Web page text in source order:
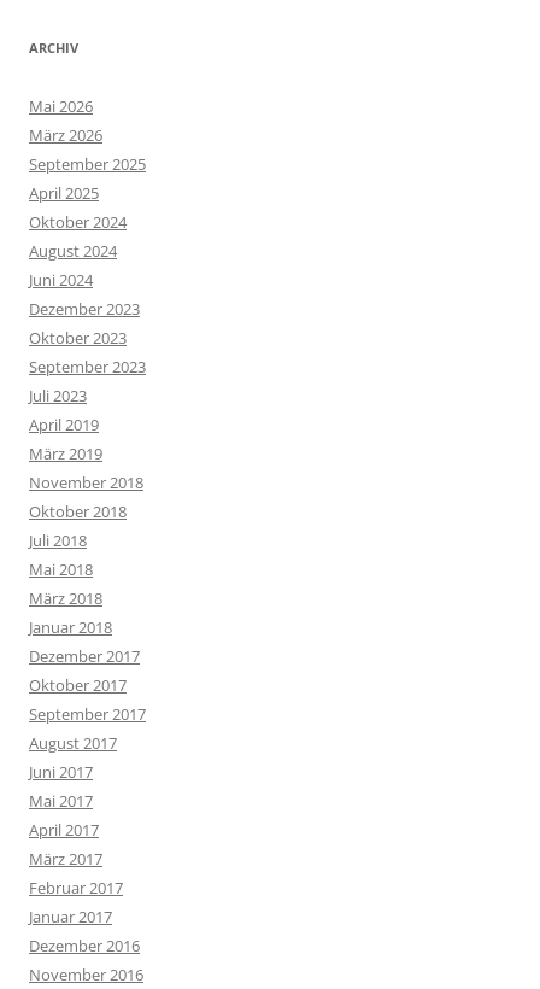
ARCHIV
Mai 2026
März 2026
September 2025
April 2025
Oktober 2024
August 2024
Juni 2024
Dezember 2023
Oktober 2023
September 2023
Juli 2023
April 2019
März 2019
November 2018
Oktober 2018
Juli 2018
Mai 2018
März 2018
Januar 2018
Dezember 2017
Oktober 2017
September 2017
August 2017
Juni 2017
Mai 2017
April 2017
März 2017
Februar 2017
Januar 2017
Dezember 2016
November 2016